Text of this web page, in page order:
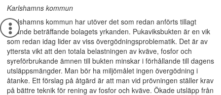
Karlshamns kommun
Karlshamns kommun har utöver det som redan anförts tillagt
följande beträffande bolagets yrkanden. Pukaviksbukten är en vik
som redan idag lider av viss övergödningsproblematik. Det är av
yttersta vikt att den totala belastningen av kväve, fosfor och
syreförbrukande ämnen till bukten minskar i förhållande till dagens
utsläppsmängder. Man bör ha miljömålet ingen övergödning i
åtanke. Ett förslag på åtgärd är att man vid prövningen ställer krav
på bättre teknik för rening av fosfor och kväve. Ökade utsläpp från